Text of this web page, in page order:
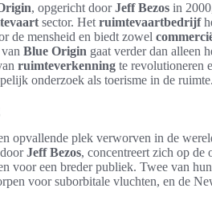
, opgericht doorJeff Bezos in
sector. Het ruimtevaartbedrijf
de mensheid en biedt zowel
Blue Origin gaat verder dan alleen
ruimteverkenning te revolutioneren
onderzoek als toerisme in de ruimte.
opvallende plek verworven in de
Jeff Bezos, concentreert zich op
voor een breder publiek. Twee van
voor suborbitale vluchten, en de